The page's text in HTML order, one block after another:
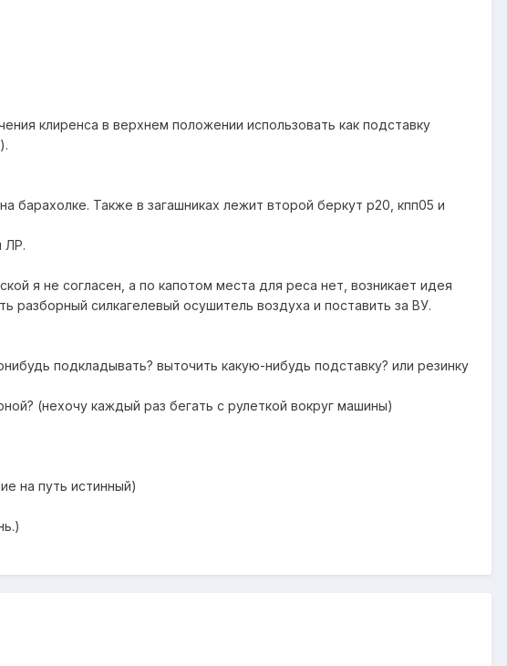
клиренса в верхнем положении использовать как подставку
барахолке. Также в загашниках лежит второй беркут р20, кпп05 и
ЛР.
я не согласен, а по капотом места для реса нет, возникает идея
разборный силкагелевый осушитель воздуха и поставить за ВУ.
подкладывать? выточить какую-нибудь подставку? или резинку
(нехочу каждый раз бегать с рулеткой вокруг машины)
на путь истинный)